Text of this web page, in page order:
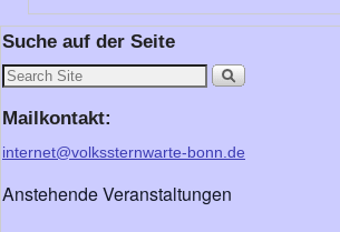
Suche auf der Seite
Mailkontakt:
internet@volkssternwarte-bonn.de
Anstehende Veranstaltungen